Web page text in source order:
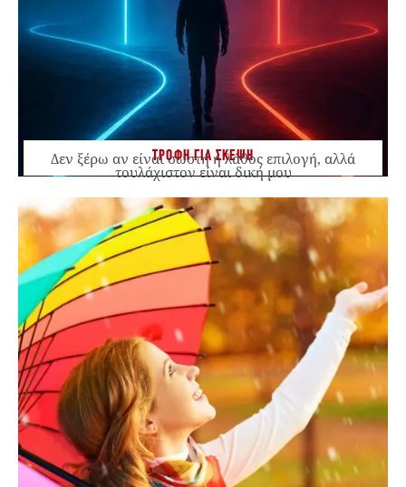
ΤΡΟΦΗ ΓΙΑ ΣΚΕΨΗ
Δεν ξέρω αν είναι σωστή ή λάθος επιλογή, αλλά
τουλάχιστον είναι δική μου